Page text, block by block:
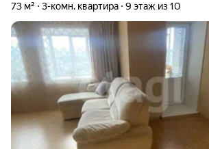
73 м² 3-комн. квартира 9 этаж из 10